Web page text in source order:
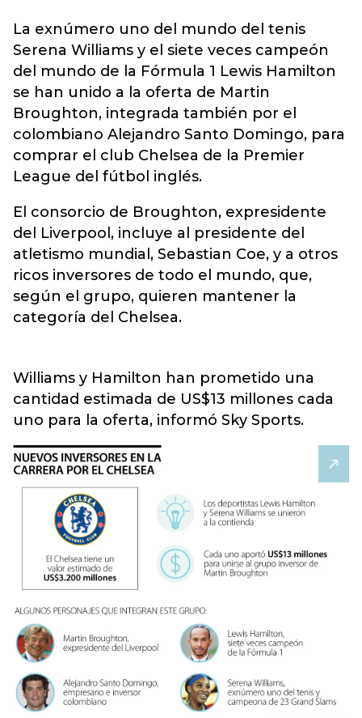
La exnúmero uno del mundo del tenis
Serena Williams y el siete veces campeón
del mundo de la Fórmula 1 Lewis Hamilton
se han unido a la oferta de Martin
Broughton, integrada también por el
colombiano Alejandro Santo Domingo, para
comprar el club Chelsea de la Premier
League del fútbol inglés.
El consorcio de Broughton, expresidente
del Liverpool, incluye al presidente del
atletismo mundial, Sebastian Coe, y a otros
ricos inversores de todo el mundo, que,
según el grupo, quieren mantener la
categoría del Chelsea.
Williams y Hamilton han prometido una
cantidad estimada de US$13 millones cada
uno para la oferta, informó Sky Sports.